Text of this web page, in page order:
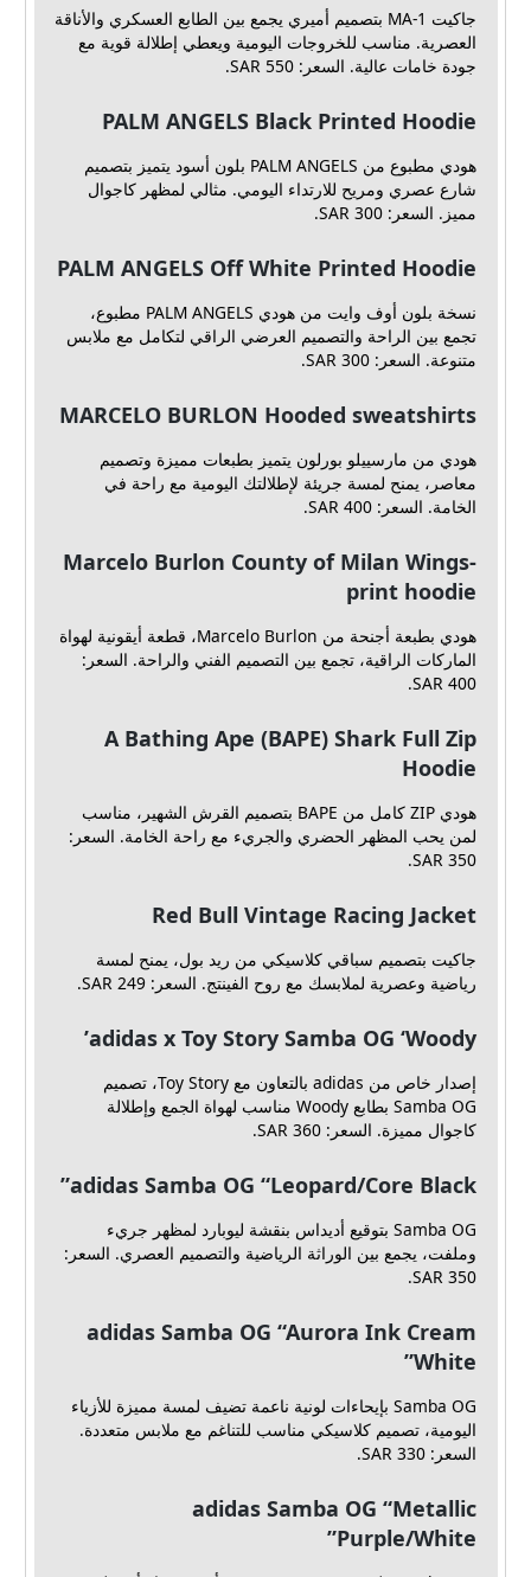
جاكيت MA-1 بتصميم أميري يجمع بين الطابع العسكري والأناقة
العصرية. مناسب للخروجات اليومية ويعطي إطلالة قوية مع
جودة خامات عالية. السعر: SAR 550.
PALM ANGELS Black Printed Hoodie
هودي مطبوع من PALM ANGELS بلون أسود يتميز بتصميم
شارع عصري ومريح للارتداء اليومي. مثالي لمظهر كاجوال
مميز. السعر: SAR 300.
PALM ANGELS Off White Printed Hoodie
نسخة بلون أوف وايت من هودي PALM ANGELS مطبوع،
تجمع بين الراحة والتصميم العرضي الراقي لتكامل مع ملابس
متنوعة. السعر: SAR 300.
MARCELO BURLON Hooded sweatshirts
هودي من مارسييلو بورلون يتميز بطبعات مميزة وتصميم
معاصر، يمنح لمسة جريئة لإطلالتك اليومية مع راحة في
الخامة. السعر: SAR 400.
Marcelo Burlon County of Milan Wings-
print hoodie
هودي بطبعة أجنحة من Marcelo Burlon، قطعة أيقونية لهواة
الماركات الراقية، تجمع بين التصميم الفني والراحة. السعر:
SAR 400.
A Bathing Ape (BAPE) Shark Full Zip
Hoodie
هودي ZIP كامل من BAPE بتصميم القرش الشهير، مناسب
لمن يحب المظهر الحضري والجريء مع راحة الخامة. السعر:
SAR 350.
Red Bull Vintage Racing Jacket
جاكيت بتصميم سباقي كلاسيكي من ريد بول، يمنح لمسة
رياضية وعصرية لملابسك مع روح الفينتج. السعر: SAR 249.
adidas x Toy Story Samba OG ‘Woody’
إصدار خاص من adidas بالتعاون مع Toy Story، تصميم
Samba OG بطابع Woody مناسب لهواة الجمع وإطلالة
كاجوال مميزة. السعر: SAR 360.
adidas Samba OG “Leopard/Core Black”
Samba OG بتوقيع أديداس بنقشة ليوبارد لمظهر جريء
وملفت، يجمع بين الوراثة الرياضية والتصميم العصري. السعر:
SAR 350.
adidas Samba OG “Aurora Ink Cream
White”
Samba OG بإيحاءات لونية ناعمة تضيف لمسة مميزة للأزياء
اليومية، تصميم كلاسيكي مناسب للتناغم مع ملابس متعددة.
السعر: SAR 330.
adidas Samba OG “Metallic
Purple/White”